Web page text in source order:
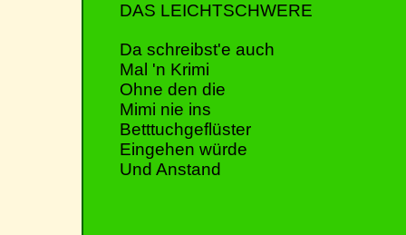
DAS LEICHTSCHWERE
Da schreibst'e auch
Mal 'n Krimi
Ohne den die
Mimi nie ins
Betttuchgeflüster
Eingehen würde
Und Anstand